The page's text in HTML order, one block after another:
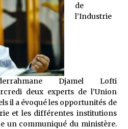
l’Au-delà
(Un récit du Sud
dans le désert (Un conte
de
l’Industrie
Djamel Lofti
deux experts de l’Union
il a évoqué les opportunités de
et les différentes institutions
un communiqué du ministère.